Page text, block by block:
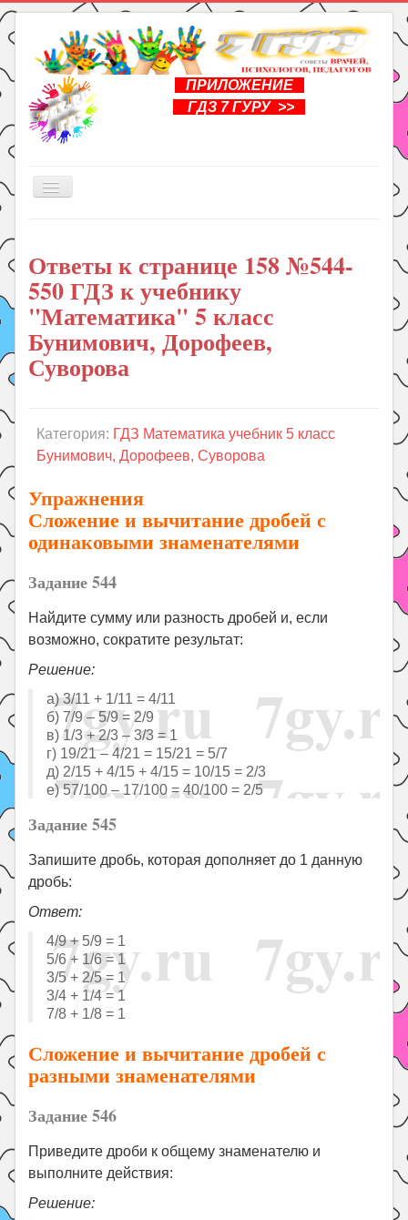
ПРИЛОЖЕНИЕ
ГДЗ 7 ГУРУ >>
Включить/
Книги
Рукоделие
Подготовка к школе
Уроки
ГДЗ
Психология
Поиск
Ответы к странице 158 №544-
550 ГДЗ к учебнику
"Математика" 5 класс
Бунимович, Дорофеев,
Суворова
Категория: ГДЗ Математика учебник 5 класс
Бунимович, Дорофеев, Суворова
Упражнения
Сложение и вычитание дробей с
одинаковыми знаменателями
Задание 544
Найдите сумму или разность дробей и, если
возможно, сократите результат:
Решение:
а) 3/11 + 1/11 = 4/11
б) 7/9 – 5/9 = 2/9
в) 1/3 + 2/3 – 3/3 = 1
г) 19/21 – 4/21 = 15/21 = 5/7
д) 2/15 + 4/15 + 4/15 = 10/15 = 2/3
е) 57/100 – 17/100 = 40/100 = 2/5
Задание 545
Запишите дробь, которая дополняет до 1 данную
дробь:
Ответ:
4/9 + 5/9 = 1
5/6 + 1/6 = 1
3/5 + 2/5 = 1
3/4 + 1/4 = 1
7/8 + 1/8 = 1
Сложение и вычитание дробей с
разными знаменателями
Задание 546
Приведите дроби к общему знаменателю и
выполните действия:
Решение: